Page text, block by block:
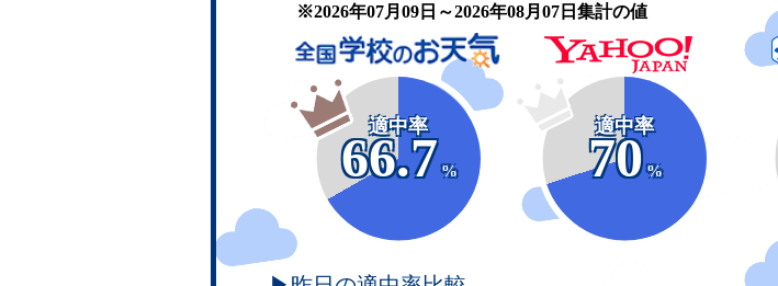
※2026年07月09日～2026年08月07日集計の値
適中率
66.7
%
適中率
70
%